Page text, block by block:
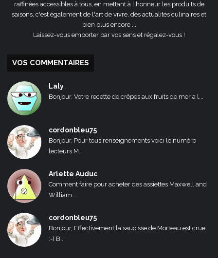
raffinées accessibles à tous, en mettant à l'honneur les produits de
saisons, c'est également de l'art de vivre, des actualités culinaires et
bien plus encore ...
Laissez-vous emporter par vos sens et régalez-vous !
VOS COMMENTAIRES
Laly
Bonjour, Votre recette de crêpes aux fruits de mer a l...
cordonbleu75
Bonjour, Pour tous renseignements voici le numéro
lecteurs M...
Arlette Auduc
Comment faire pour acheter des assiettes Maxwell and
William...
cordonbleu75
Bonjour, Effectivement la saucisse de Morteau est crue
:-) B...